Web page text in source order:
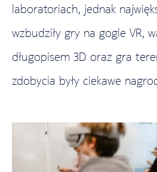
laboratoriach, jednak
wzbudziły gry na gogle VR,
długopisem 3D oraz gra
zdobycia były ciekawe